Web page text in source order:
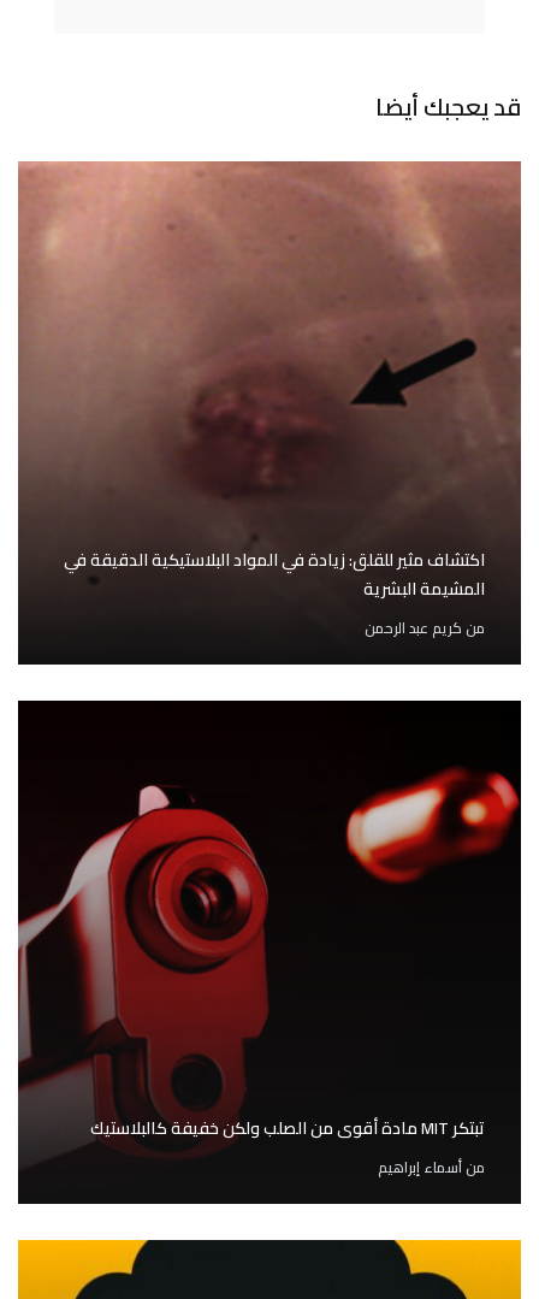
قد يعجبك أيضا
اكتشاف مثير للقلق: زيادة في المواد البلاستيكية الدقيقة في
المشيمة البشرية
من كريم عبد الرحمن
تبتكر MIT مادة أقوى من الصلب ولكن خفيفة كالبلاستيك
منأسماء إبراهيم